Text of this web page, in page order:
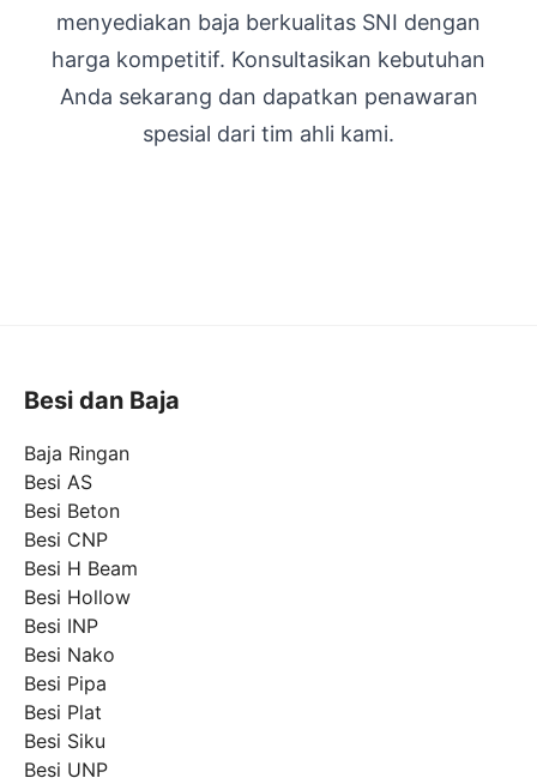
menyediakan baja berkualitas SNI dengan
harga kompetitif. Konsultasikan kebutuhan
Anda sekarang dan dapatkan penawaran
spesial dari tim ahli kami.
Besi dan Baja
Baja Ringan
Besi AS
Besi Beton
Besi CNP
Besi H Beam
Besi Hollow
Besi INP
Besi Nako
Besi Pipa
Besi Plat
Besi Siku
Besi UNP